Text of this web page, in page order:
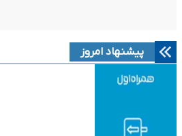
پیشنهاد امروز